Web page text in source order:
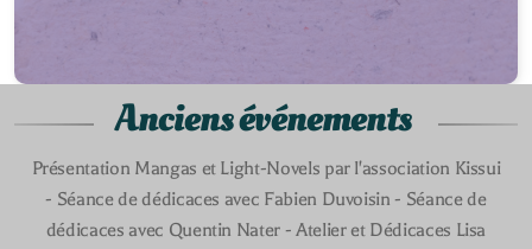
Anciens événements
Présentation Mangas et Light-Novels par l'association Kissui
- Séance de dédicaces avec Fabien Duvoisin - Séance de
dédicaces avec Quentin Nater - Atelier et Dédicaces Lisa